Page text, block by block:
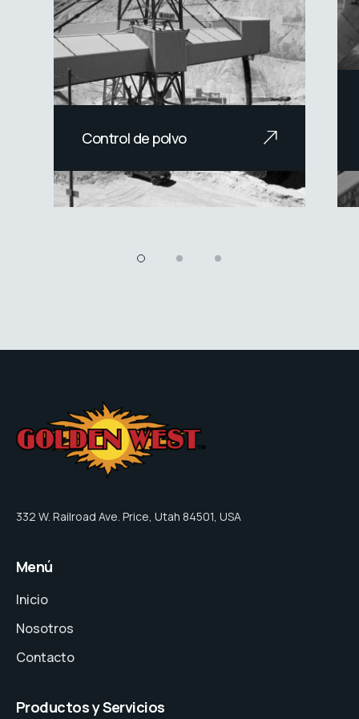
Control de polvo
el control de polvo en la
industria minera.
332 W. Railroad Ave. Price, Utah 84501, USA
Menú
Inicio
Nosotros
Contacto
Productos y Servicios